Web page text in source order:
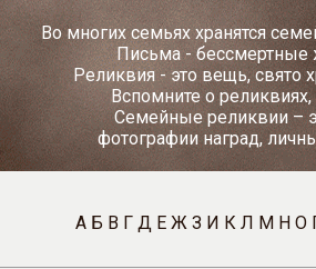
Во многих семьях хранятся
Письма - бессмертные
Реликвия - это вещь, свято
Вспомните о
Семейные реликвии –
фотографии наград,
А Б В Г Д Е Ж З И К Л М Н О